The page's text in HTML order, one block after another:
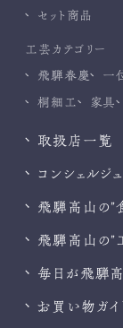
セット商品
工芸カテゴリー
飛騨春慶 一
桐細工 家具
取扱店一覧
コンシェルジ
飛騨高山の”
飛騨高山の”
毎日が飛騨
お買い物ガイ